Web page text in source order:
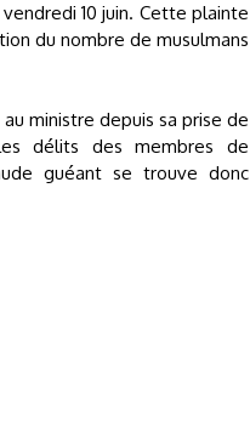
10 juin. Cette plainte
du nombre de musulmans
ministre depuis sa prise de
délits des membres de
guéant se trouve donc